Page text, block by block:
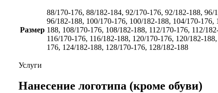
Размер
88/170-176, 88/182-184, 92/170-176, 92/182-188, 96/
96/182-188, 100/170-176, 100/182-188, 104/170-176,
188, 108/170-176, 108/182-188, 112/170-176, 112/
116/170-176, 116/182-188, 120/170-176, 120/182-
176, 124/182-188, 128/170-176, 128/182-188
Услуги
Нанесение логотипа (кроме обуви)